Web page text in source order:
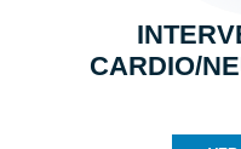
CARDIO/